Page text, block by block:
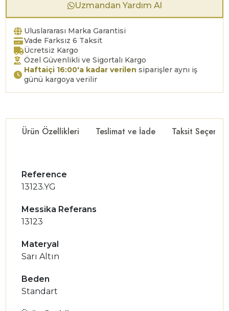
Uzmandan Yardım Al
Uluslararası Marka Garantisi
Vade Farksız 6 Taksit
Ücretsiz Kargo
Özel Güvenlikli ve Sigortalı Kargo
Haftaiçi 16:00'a kadar verilen siparişler aynı iş
günü kargoya verilir
Ürün Özellikleri Teslimat ve İade Taksit
Reference
13123.YG
Messika Referans
13123
Materyal
Sarı Altın
Beden
Standart